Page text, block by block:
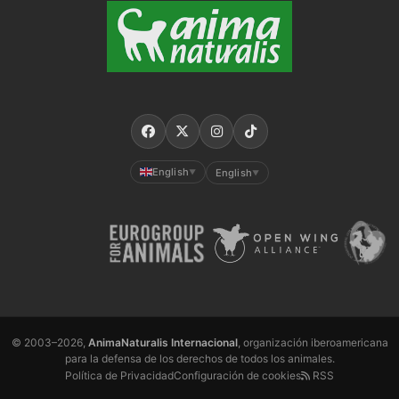
English ▼ English ▼
© 2003–2026, AnimaNaturalis Internacional, organización iberoamericana
para la defensa de los derechos de todos los animales.
Política de PrivacidadConfiguración de cookies RSS